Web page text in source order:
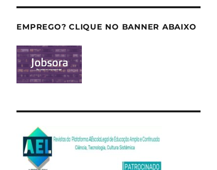
EMPREGO? CLIQUE NO BANNER ABAIXO